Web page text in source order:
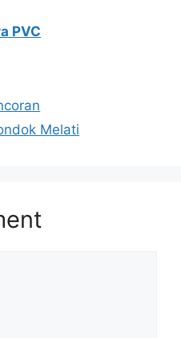
PVC
Melati